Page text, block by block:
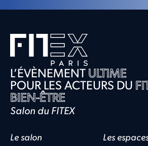
L’ÉVÈNEMENT ULTIME
POUR LES ACTEURS DU
BIEN-ÊTRE
Salon du FITEX
Le salon Les